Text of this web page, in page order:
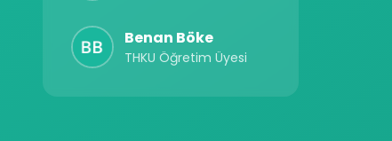
Benan Böke
THKU Öğretim Üyesi